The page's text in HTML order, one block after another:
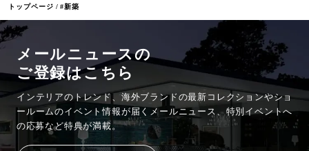
トップページ #新築
メールニュースの
ご登録はこちら
インテリアのトレンド、海外ブランドの最新コレクションやショ
ールームのイベント情報が 届くメールニュース、特別イベントへ
の応募など特典が満載。